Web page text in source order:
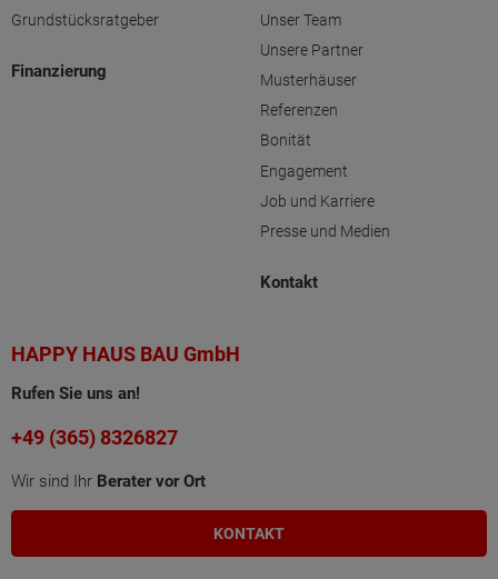
Grundstücksratgeber
Finanzierung
Unser Team
Unsere Partner
Musterhäuser
Referenzen
Bonität
Engagement
Job und Karriere
Presse und Medien
Kontakt
HAPPY HAUS BAU GmbH
Rufen Sie uns an!
+49 (365) 8326827
Wir sind Ihr Berater vor Ort
KONTAKT